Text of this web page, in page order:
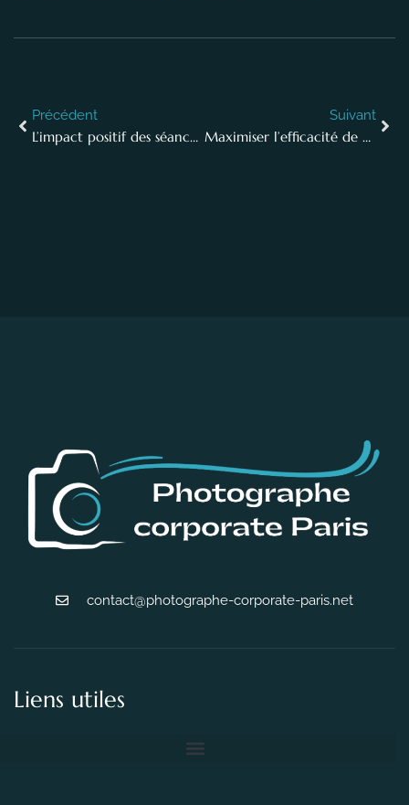
Précédent
L’impact positif des séances photo sur la cohésion de vos équipes de développement
Suivant
Maximiser l’efficacité de votre équipe de médias sociaux à travers la photographie
contact@photographe-corporate-paris.net
Liens utiles